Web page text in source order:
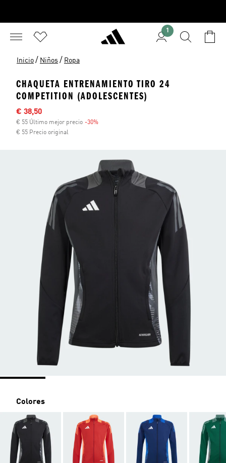
1
Inicio / Niños / Ropa
CHAQUETA ENTRENAMIENTO TIRO 24
COMPETITION (ADOLESCENTES)
Precio rebajado
€ 38,50
€ 55 Último mejor precio -30%
€ 55 Precio original
Colores